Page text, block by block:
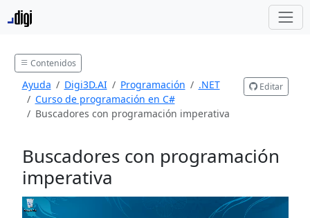
Contenidos
Ayuda Digi3D.AI Programación
.NET
Curso de programación en C#
Buscadores con programación imperativa
Editar
Buscadores con programación
imperativa